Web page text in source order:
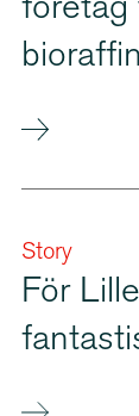
företag
Story
För